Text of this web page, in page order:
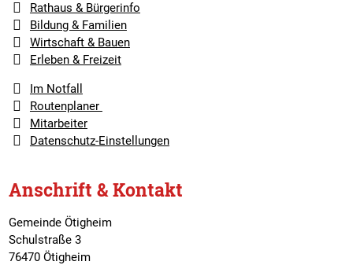
Rathaus & Bürgerinfo
Bildung & Familien
Wirtschaft & Bauen
Erleben & Freizeit
Im Notfall
Routenplaner
Mitarbeiter
Datenschutz-Einstellungen
Anschrift & Kontakt
Gemeinde Ötigheim
Schulstraße 3
76470 Ötigheim